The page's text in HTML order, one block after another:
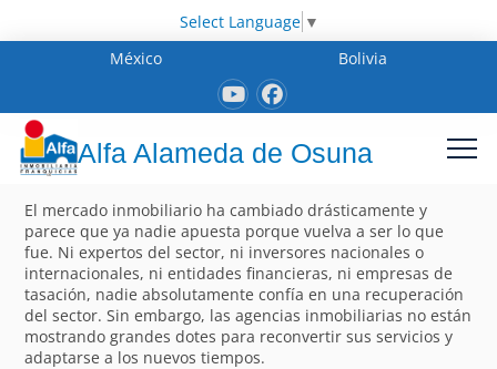
Select Language ▼
México
Bolivia
Alfa Alameda de Osuna
El mercado inmobiliario ha cambiado drásticamente y
parece que ya nadie apuesta porque vuelva a ser lo que
fue. Ni expertos del sector, ni inversores nacionales o
internacionales, ni entidades financieras, ni empresas de
tasación, nadie absolutamente confía en una recuperación
del sector. Sin embargo, las agencias inmobiliarias no están
mostrando grandes dotes para reconvertir sus servicios y
adaptarse a los nuevos tiempos.